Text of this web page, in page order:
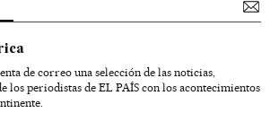
de correo una selección de las noticias,
los periodistas de EL PAÍS con los acontecimientos